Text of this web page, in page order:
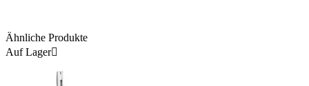
Ähnliche Produkte
Auf Lager